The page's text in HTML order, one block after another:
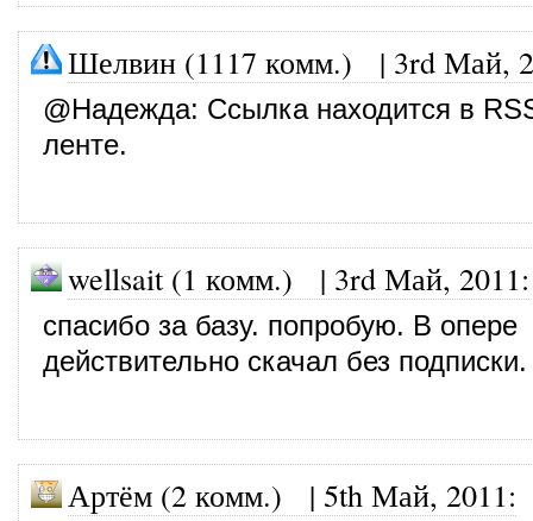
Шелвин (1117 комм.) | 3rd Май,
@Надежда: Ссылка находится в
ленте.
wellsait (1 комм.) | 3rd Май, 2011:
спасибо за базу. попробую. В опере
действительно скачал без подписки.
Артём (2 комм.) | 5th Май, 2011: